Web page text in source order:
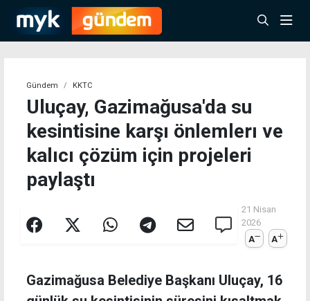
Gündem KKTC
Uluçay, Gazimağusa'da su
kesintisine karşı önlemlerı ve
kalıcı çözüm için projeleri
paylaştı
21 Nisan
2026
A
A
Gazimağusa Belediye Başkanı Uluçay, 16